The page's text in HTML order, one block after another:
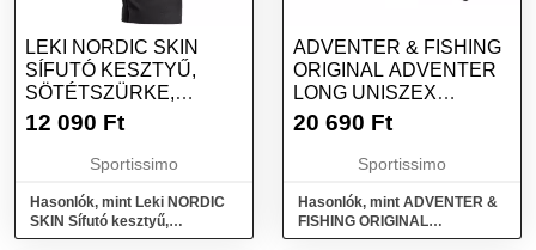
LEKI NORDIC SKIN
SÍFUTÓ KESZTYŰ,
SÖTÉTSZÜRKE,
MÉRET
12 090 Ft
Sportissimo
Hasonlók, mint Leki NORDIC
SKIN Sífutó kesztyű,
sötétszürke, méret
ADVENTER & FISHING
ORIGINAL ADVENTER
LONG UNISZEX
KESZTYŰ TENGERI
SÖTÉTSZÜRKE,
20 690 Ft
Sportissimo
Hasonlók, mint ADVENTER &
FISHING ORIGINAL
ADVENTER LONG Uniszex